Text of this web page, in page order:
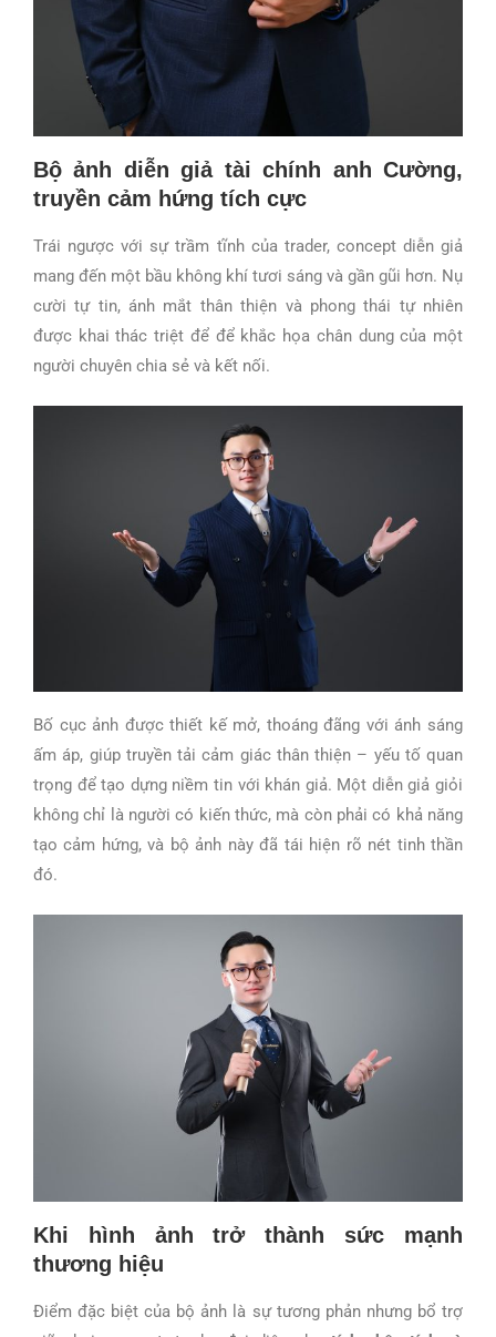
Bộ ảnh diễn giả tài chính anh Cường,
truyền cảm hứng tích cực
Trái ngược với sự trầm tĩnh của trader, concept diễn giả
mang đến một bầu không khí tươi sáng và gần gũi hơn. Nụ
cười tự tin, ánh mắt thân thiện và phong thái tự nhiên
được khai thác triệt để để khắc họa chân dung của một
người chuyên chia sẻ và kết nối.
Bố cục ảnh được thiết kế mở, thoáng đãng với ánh sáng
ấm áp, giúp truyền tải cảm giác thân thiện – yếu tố quan
trọng để tạo dựng niềm tin với khán giả. Một diễn giả giỏi
không chỉ là người có kiến thức, mà còn phải có khả năng
tạo cảm hứng, và bộ ảnh này đã tái hiện rõ nét tinh thần
đó.
Khi hình ảnh trở thành sức mạnh
thương hiệu
Điểm đặc biệt của bộ ảnh là sự tương phản nhưng bổ trợ